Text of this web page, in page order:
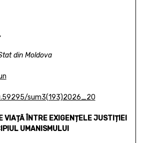
din Moldova
sum3(193)2026_20
VIAȚĂ ÎNTRE EXIGENȚELE JUSTIȚIEI
UMANISMULUI